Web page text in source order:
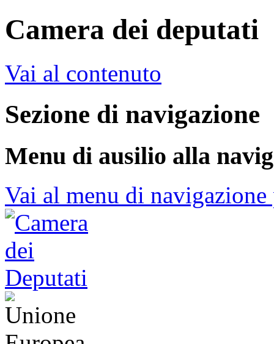
Camera dei deputati
Vai al contenuto
Sezione di navigazione
Menu di ausilio alla
Vai al menu di